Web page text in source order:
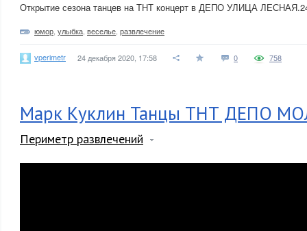
Открытие сезона танцев на ТНТ концерт в ДЕПО УЛИЦА
юмор улыбка веселье развлечение
vperimetr 24 декабря 2020, 17:58 0 758
Марк Куклин Танцы ТНТ ДЕПО
Периметр развлечений